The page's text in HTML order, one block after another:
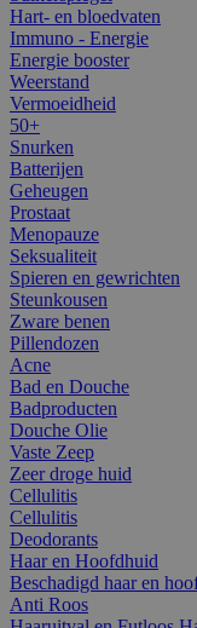
Hart- en bloedvaten
Immuno - Energie
Energie booster
Weerstand
Vermoeidheid
50+
Snurken
Batterijen
Geheugen
Prostaat
Menopauze
Seksualiteit
Spieren en gewrichten
Steunkousen
Zware benen
Pillendozen
Acne
Bad en Douche
Badproducten
Douche Olie
Vaste Zeep
Zeer droge huid
Cellulitis
Cellulitis
Deodorants
Haar en Hoofdhuid
Beschadigd haar en
Anti Roos